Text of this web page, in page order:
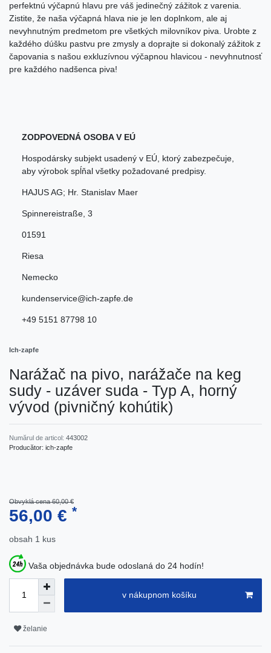
perfektnú výčapnú hlavu pre váš jedinečný zážitok z varenia.
Zistite, že naša výčapná hlava nie je len doplnkom, ale aj
nevyhnutným predmetom pre všetkých milovníkov piva. Urobte z
každého dúšku pastvu pre zmysly a doprajte si dokonalý zážitok z
čapovania s našou exkluzívnou výčapnou hlavicou - nevyhnutnosť
pre každého nadšenca piva!
ZODPOVEDNÁ OSOBA V EÚ
Hospodársky subjekt usadený v EÚ, ktorý zabezpečuje,
aby výrobok spĺňal všetky požadované predpisy.
HAJUS AG; Hr. Stanislav Maer
Spinnereistraße 3
01591
Riesa
Nemecko
kundenservice@ich-zapfe.de
+49 5151 87798 10
Ich-zapfe
Narážač na pivo, narážače na keg
sudy - uzáver suda - Typ A, horný
vývod (pivničný kohútik)
Numărul de articol: 443002
Producător: ich-zapfe
Obvyklá cena 60,00 €
56,00 € *
obsah 1 kus
Vaša objednávka bude odoslaná do 24 hodín!
v nákupnom košíku
želanie